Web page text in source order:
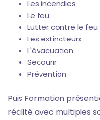
Les incendies
Le feu
Lutter contre le feu
Les extincteurs
L'évacuation
Secourir
Prévention
Puis Formation
réalité avec multiples